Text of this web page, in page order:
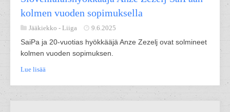
kolmen vuoden sopimuksella
Jääkiekko - Liiga 9.6.2025
SaiPa ja 20-vuotias hyökkääjä Anze Zezelj ovat solmineet
kolmen vuoden sopimuksen.
Lue lisää